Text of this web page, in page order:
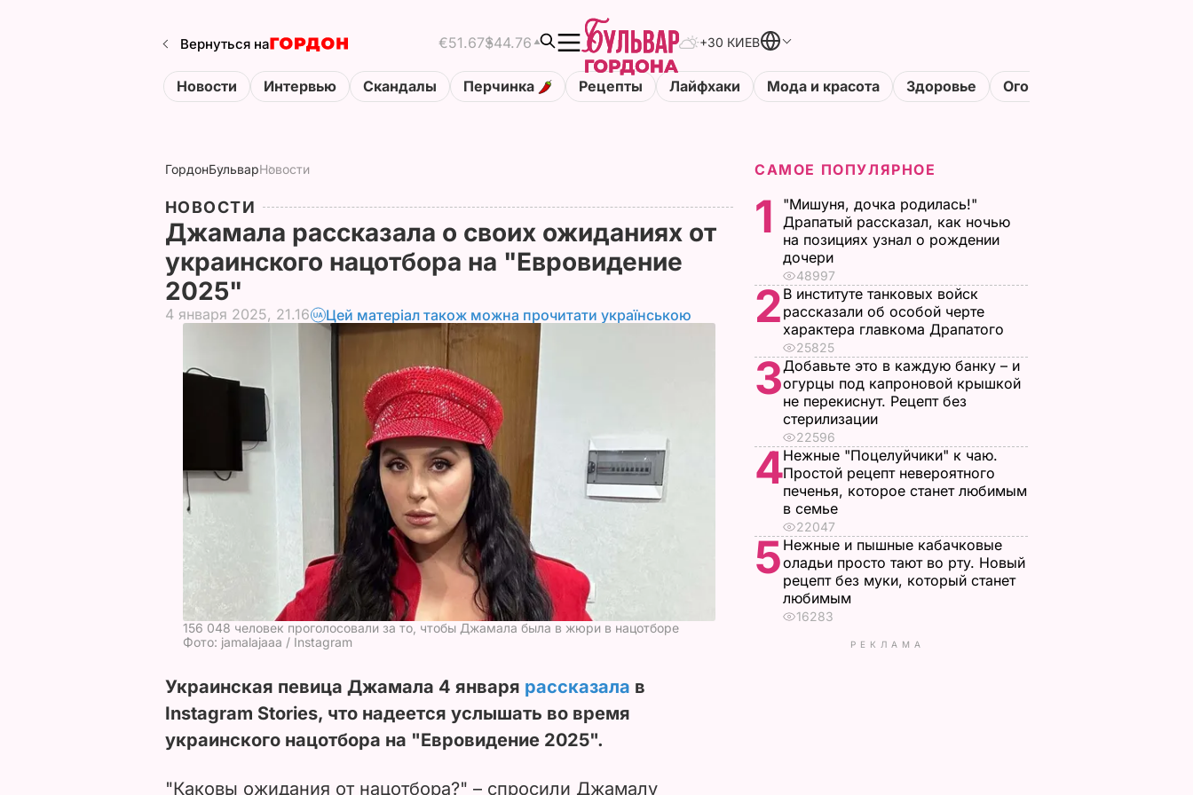
Вернуться на €51.67$44.76 +30 КИЕВ
Новости Интервью Скандалы Перчинка Рецепты Лайфхаки Мода и красота Здоровье Огороды
ГордонБульварНовости
НОВОСТИ
Джамала рассказала о своих ожиданиях от
украинского нацотбора на "Евровидение
2025"
4 января 2025, 21.16 Цей матеріал також можна прочитати українською
156 048 человек проголосовали за то, чтобы Джамала была в жюри в нацотборе
Фото: jamalajaaa / Instagram
Украинская певица Джамала 4 января рассказала в
Instagram Stories, что надеется услышать во время
украинского нацотбора на "Евровидение 2025".
"Каковы ожидания от нацотбора?" – спросили Джамалу
САМОЕ ПОПУЛЯРНОЕ
1
"Мишуня, дочка родилась!"
Драпатый рассказал, как ночью
на позициях узнал о рождении
дочери
48997
2 В институте танковых войск
рассказали об особой черте
характера главкома Драпатого
25825
3Добавьте это в каждую банку – и
огурцы под капроновой крышкой
не перекиснут. Рецепт без
стерилизации
22596
4Нежные "Поцелуйчики" к чаю.
Простой рецепт невероятного
печенья, которое станет любимым
в семье
22047
5 Нежные и пышные кабачковые
оладьи просто тают во рту. Новый
рецепт без муки, который станет
любимым
16283
РЕКЛАМА